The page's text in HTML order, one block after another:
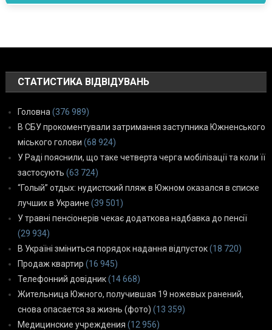
СТАТИСТИКА ВІДВІДУВАНЬ
Головна (376 989)
В СБУ прокоментували затримання заступника Южненського
міського голови (68 924)
У Раді пояснили, що таке четверта черга мобілізації та коли її
застосують (63 724)
“Голый” отдых: нудистский пляж в Южном оказался в списке
лучших в Украине (39 501)
У травні пенсіонерів чекає додаткова надбавка до пенсії
(29 934)
В Україні зміниться порядок надання відпусток(18 720)
Продаж квартир (16 945)
Телефонний довідник(14 668)
Жительница Южного, получившая 19 ножевых ранений,
снова опасается за жизнь (фото) (13 359)
Медицинские учреждения (12 956)